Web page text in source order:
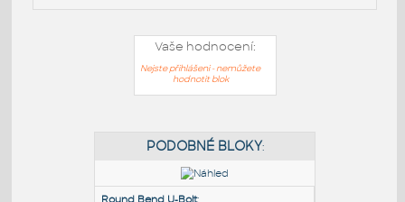
Vaše hodnocení:
Nejste přihlášeni - nemůžete
hodnotit blok